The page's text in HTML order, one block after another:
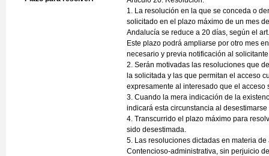
1. La resolución en la que se conceda o
solicitado en el plazo máximo de un mes
Andalucía se reduce a 20 días, según el
Este plazo podrá ampliarse por otro mes
necesario y previa notificación al
2. Serán motivadas las resoluciones que
la solicitada y las que permitan el acceso
expresamente al interesado que el
3. Cuando la mera indicación de la
indicará esta circunstancia al
4. Transcurrido el plazo máximo para
sido desestimada.
5. Las resoluciones dictadas en materia
Contencioso-administrativa, sin perjuicio